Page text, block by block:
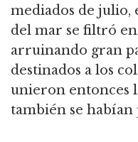
mediados de julio,
del mar se filtró
arruinando gran
destinados a los
unieron entonces
también se